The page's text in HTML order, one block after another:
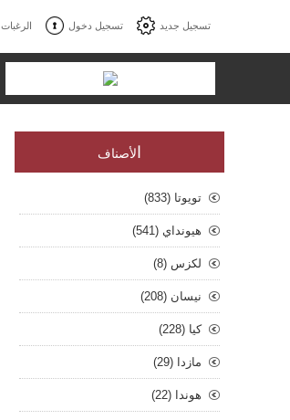
تسجيل جديد تسجيل دخول الرغبات
لأصناف
تويوتا (833)
هيونداي (541)
لكزس (8)
نيسان (208)
كيا (228)
مازدا (29)
هوندا (22)